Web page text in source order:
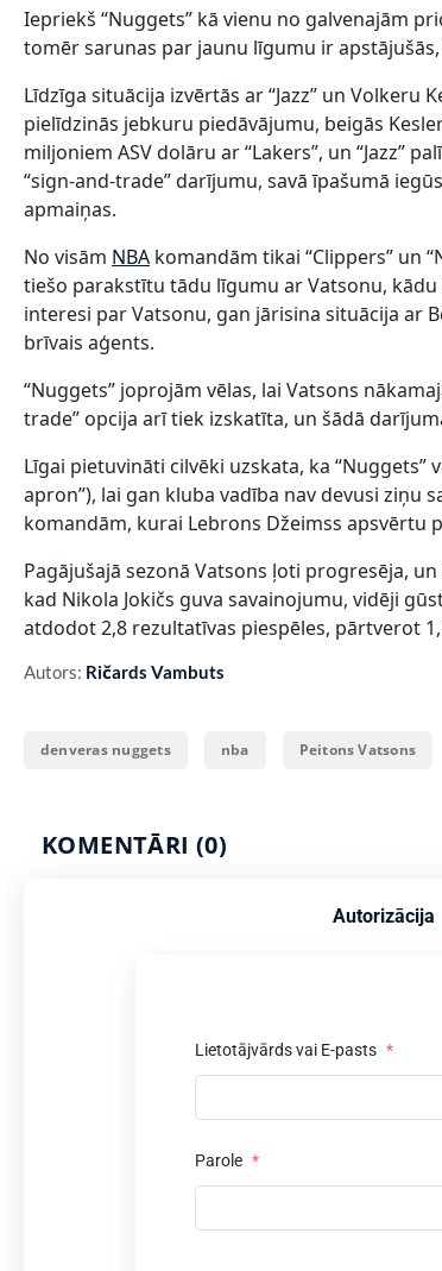
Iepriekš “Nuggets” kā vienu no galvenajām
tomēr sarunas par jaunu līgumu ir
Līdzīga situācija izvērtās ar “Jazz” un Volkeru
pielīdzinās jebkuru piedāvājumu, beigās
miljoniem ASV dolāru ar “Lakers”, un “Jazz”
“sign-and-trade” darījumu, savā īpašumā
apmaiņas.
No visām NBA komandām tikai “Clippers” un
tiešo parakstītu tādu līgumu ar Vatsonu, kādu
interesi par Vatsonu, gan jārisina situācija ar
brīvais aģents.
“Nuggets” joprojām vēlas, lai Vatsons
trade” opcija arī tiek izskatīta, un šādā
Līgai pietuvināti cilvēki uzskata, ka
apron”), lai gan kluba vadība nav devusi ziņu
komandām, kurai Lebrons Džeimss apsvērtu
Pagājušajā sezonā Vatsons ļoti progresēja,
kad Nikola Jokičs guva savainojumu, vidēji
atdodot 2,8 rezultatīvas piespēles, pārtverot
Autors: Ričards Vambuts
denveras nuggets nba Peitons Vatsons
KOMENTĀRI (0)
Autorizācija
Lietotājvārds vai E-pasts *
Parole *